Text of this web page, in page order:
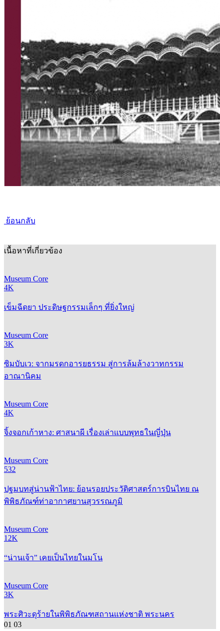
ย้อนกลับ
เนื้อหาที่เกี่ยวข้อง
Museum Core
4K
เข็มฉีดยา ประดิษฐกรรมเล็กๆ ที่ยิ่งใหญ่
Museum Core
3K
ซิมบับเว: จากมรดกอารยธรรม สู่การล้มล้างวาทกรรม
อาณานิคม
Museum Core
4K
จิ้งจอกเก้าหาง: ศาสนาผี เรื่องเล่าแบบพุทธในญี่ปุ่น
Museum Core
532
ปฐมบทสู่น่านฟ้าไทย: ย้อนรอยประวัติศาสตร์การบินไทย ณ
พิพิธภัณฑ์ท่าอากาศยานสุวรรณภูมิ
Museum Core
12K
“น่านเจ้า” เคยเป็นไทยในมโน
Museum Core
3K
พระศิวะดุร้ายในพิพิธภัณฑสถานแห่งชาติ พระนคร
01 03